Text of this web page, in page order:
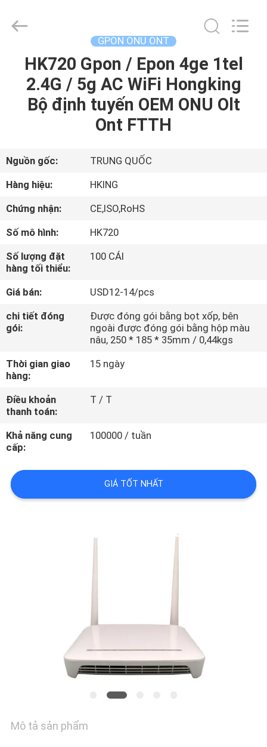
TRANG
CHỦ
PHẨM
VỀ
TÔI
THAM
QUAN
NHÀ
KIỂM
SOÁT
CHẤT
LƯỢNG
LIÊN
HỆ
TRANG
WEB
LIMITED.
Reserved.
GPON ONU ONT
HK720 Gpon / Epon 4ge 1tel
2.4G / 5g AC WiFi Hongking
Bộ định tuyến OEM ONU Olt
Ont FTTH
Nguồn gốc:
TRUNG QUỐC
Hàng hiệu:
HKING
Chứng nhận:
CE,ISO,RoHS
Số mô hình:
HK720
Số lượng đặt
hàng tối thiểu:
100 CÁI
Giá bán:
USD12-14/pcs
chi tiết đóng
gói:
Được đóng gói bằng bọt xốp, bên
ngoài được đóng gói bằng hộp màu
nâu, 250 * 185 * 35mm / 0,44kgs
Thời gian giao
hàng:
15 ngày
Điều khoản
thanh toán:
T / T
Khả năng cung
cấp:
100000 / tuần
GIÁ TỐT NHẤT
Mô tả sản phẩm